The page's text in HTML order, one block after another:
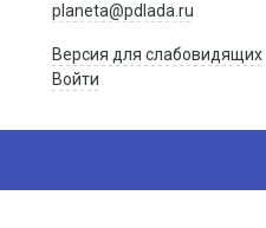
planeta@pdlada.ru
Версия для слабовидящих
Войти